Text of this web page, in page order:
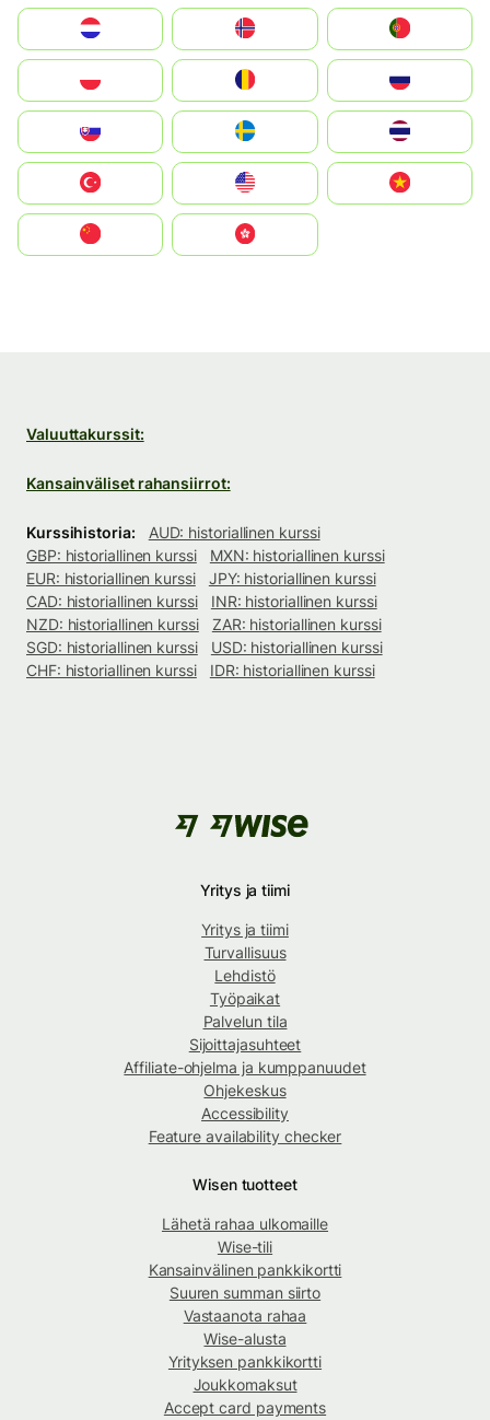
United States
中國香港特別行政區
Valuuttakurssit:
Kansainväliset rahansiirrot:
Kurssihistoria:
AUD: historiallinen kurssi
GBP: historiallinen kurssi
MXN: historiallinen kurssi
EUR: historiallinen kurssi
JPY: historiallinen kurssi
CAD: historiallinen kurssi
INR: historiallinen kurssi
NZD: historiallinen kurssi
ZAR: historiallinen kurssi
SGD: historiallinen kurssi
USD: historiallinen kurssi
CHF: historiallinen kurssi
IDR: historiallinen kurssi
Yritys ja tiimi
Yritys ja tiimi
Turvallisuus
Lehdistö
Työpaikat
Palvelun tila
Sijoittajasuhteet
Affiliate-ohjelma ja kumppanuudet
Ohjekeskus
Accessibility
Feature availability checker
Wisen tuotteet
Lähetä rahaa ulkomaille
Wise-tili
Kansainvälinen pankkikortti
Suuren summan siirto
Vastaanota rahaa
Wise-alusta
Yrityksen pankkikortti
Joukkomaksut
Accept card payments